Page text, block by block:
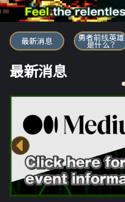
勇者前线英雄
最新消息 勇者前线英雄
是什么？
最新消息